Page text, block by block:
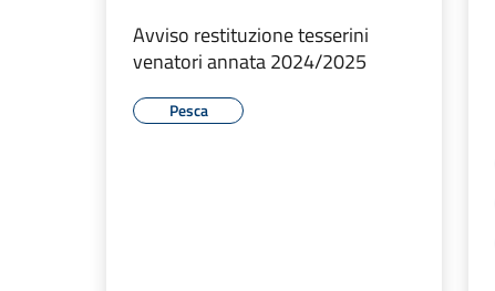
Avviso restituzione tesserini
venatori annata 2024/2025
Pesca